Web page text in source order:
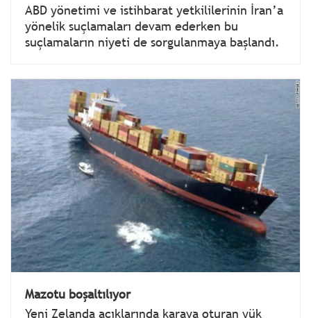
ABD yönetimi ve istihbarat yetkililerinin İran’a
yönelik suçlamaları devam ederken bu
suçlamaların niyeti de sorgulanmaya başlandı.
Mazotu boşaltılıyor
Yeni Zelanda açıklarında karaya oturan yük